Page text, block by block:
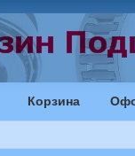
Корзина